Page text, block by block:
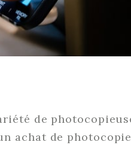
de
achat de